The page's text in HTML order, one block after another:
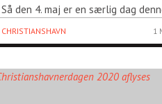
Så den 4. maj er en særlig dag
CHRISTIANSHAVN 1